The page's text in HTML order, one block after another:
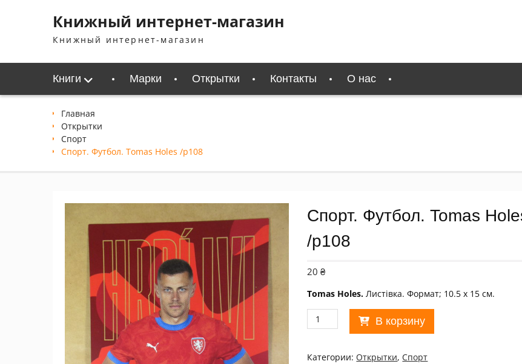
содержимомуКнижный интернет-магазин
Книжный интернет-магазин
Книги Марки Открытки Контакты О нас
Главная
Открытки
Спорт
Спорт. Футбол. Tomas Holes /p108
Спорт. Футбол. Tomas
/p108
20₴
Tomas Holes. Листівка. Формат; 10.5 х 15 см.
Количество
товара
Футбол.
В корзину
Категории: Открытки, Спорт